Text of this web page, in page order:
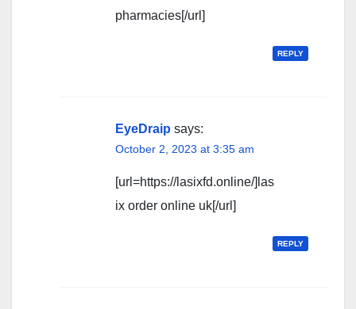
pharmacies[/url]
REPLY
EyeDraip says:
October 2, 2023 at 3:35 am
[url=https://lasixfd.online/]las
ix order online uk[/url]
REPLY